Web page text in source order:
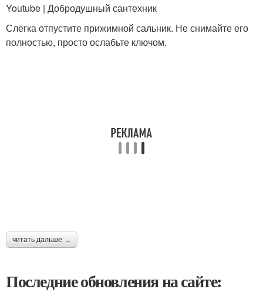
Youtube | Добродушный сантехник
Слегка отпустите прижимной сальник. Не снимайте его
полностью, просто ослабьте ключом.
читать дальше →
Последние обновления на сайте: